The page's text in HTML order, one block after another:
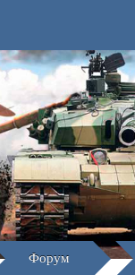
Форум